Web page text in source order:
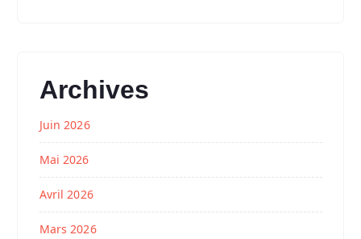
Archives
Juin 2026
Mai 2026
Avril 2026
Mars 2026